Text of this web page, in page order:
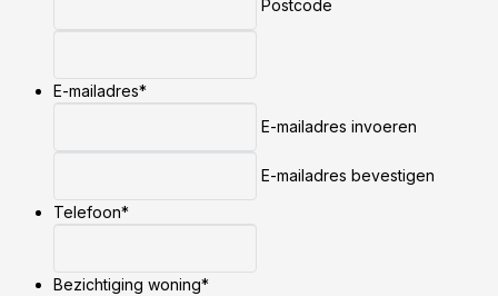
Postcode
E-mailadres*
E-mailadres invoeren
E-mailadres bevestigen
Telefoon*
Bezichtiging woning*